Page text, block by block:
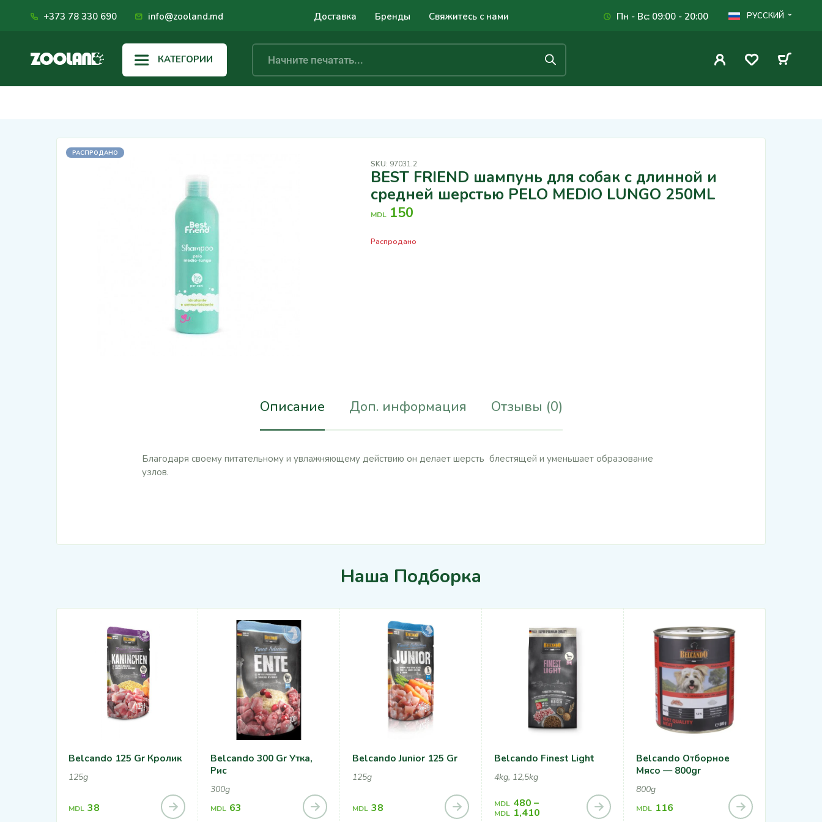
+373 78 330 690 info@zooland.md Доставка Бренды Свяжитесь с нами Пн - Вс: 09:00 - 20:00 РУССКИЙ
КАТЕГОРИИ
РАСПРОДАНО
SKU: 97031.2
BEST FRIEND шампунь для собак с длинной и
средней шерстью PELO MEDIO LUNGO 250ML
MDL 150
Распродано
Описание Доп. информация Отзывы (0)
Благодаря своему питательному и увлажняющему действию он делает шерсть блестящей и уменьшает образование
узлов.
Наша Подборка
Belcando 125 Gr Кролик
125g
MDL 38
Belcando 300 Gr Утка,
Рис
300g
MDL 63
Belcando Junior 125 Gr
125g
MDL 38
Belcando Finest Light
4kg, 12,5kg
MDL 480 –
MDL 1,410
Belcando Отборное
Мясо — 800gr
800g
MDL 116